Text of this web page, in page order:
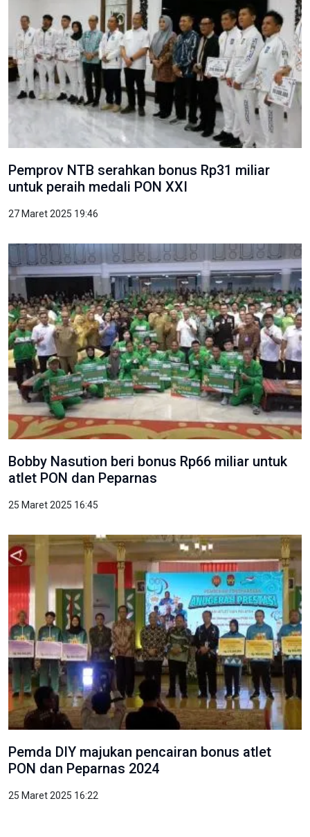
Pemprov NTB serahkan bonus Rp31 miliar
untuk peraih medali PON XXI
27 Maret 2025 19:46
Bobby Nasution beri bonus Rp66 miliar untuk
atlet PON dan Peparnas
25 Maret 2025 16:45
Pemda DIY majukan pencairan bonus atlet
PON dan Peparnas 2024
25 Maret 2025 16:22